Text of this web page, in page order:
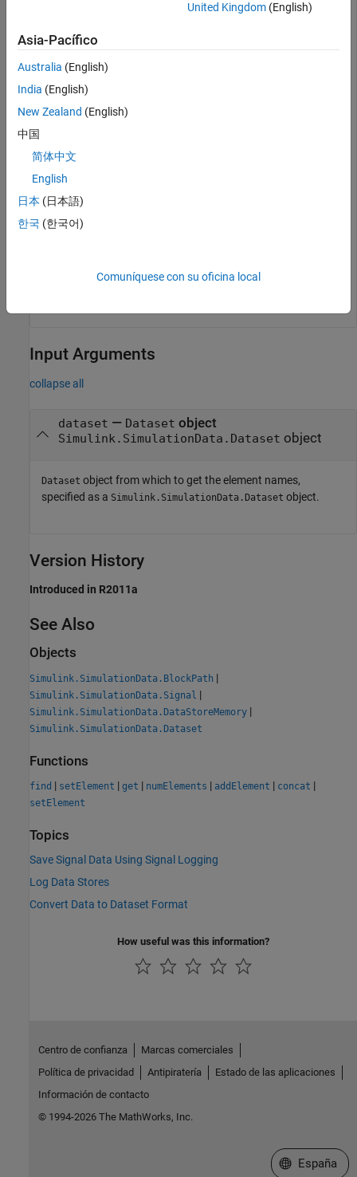
in theDataset
elList = getElementNames(sldemo_clutch_output)
    {'Tin'         }
    {'LockedFlag'  }
    {'UnlockFlag'  }
    {'Tfmaxs'      }
    {'VehicleSpeed'}
Input Arguments
collapse all
dataset — Dataset object
Simulink.SimulationData.Dataset object
Dataset object from which to get the element names,
specified as a Simulink.SimulationData.Dataset object.
Version History
Introduced in R2011a
See Also
Objects
Simulink.SimulationData.BlockPath |
Simulink.SimulationData.Signal |
Simulink.SimulationData.DataStoreMemory |
Simulink.SimulationData.Dataset
Functions
find | setElement | get | numElements | addElement | concat |
setElement
Topics
Save Signal Data Using Signal Logging
Log Data Stores
Convert Data to Dataset Format
How useful was this information?
United Kingdom(English)
Asia-Pacífico
Australia (English)
India (English)
New Zealand (English)
中国
简体中文
English
日本 (日本語)
한국 (한국어)
Comuníquese con su oficina local
Centro de confianza
Marcas comerciales
Política de privacidad
Antipiratería
Estado de las aplicaciones
Información de contacto
© 1994-2026 The MathWorks, Inc.
Seleccione
España